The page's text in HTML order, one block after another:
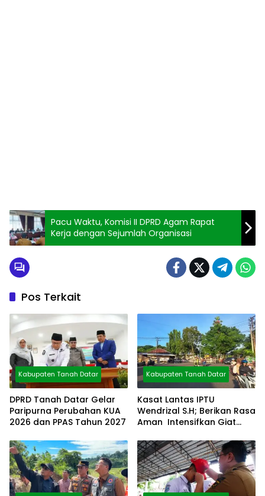
Pacu Waktu, Komisi II DPRD Agam Rapat
Kerja dengan Sejumlah Organisasi
Pos Terkait
Kabupaten Tanah Datar
DPRD Tanah Datar Gelar
Paripurna Perubahan KUA
2026 dan PPAS Tahun 2027
Kabupaten Tanah Datar
Kasat Lantas IPTU
Wendrizal S.H; Berikan Rasa
Aman Intensifkan Giat